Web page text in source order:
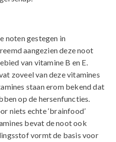
noten gestegen in
aangezien deze noot
van vitamine B en E.
zoveel van deze vitamines
staan erom bekend dat
op de hersenfuncties.
niets echte ‘brainfood’
bevat de noot ook
vormt de basis voor